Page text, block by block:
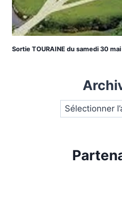
Sortie TOURAINE du samedi 30